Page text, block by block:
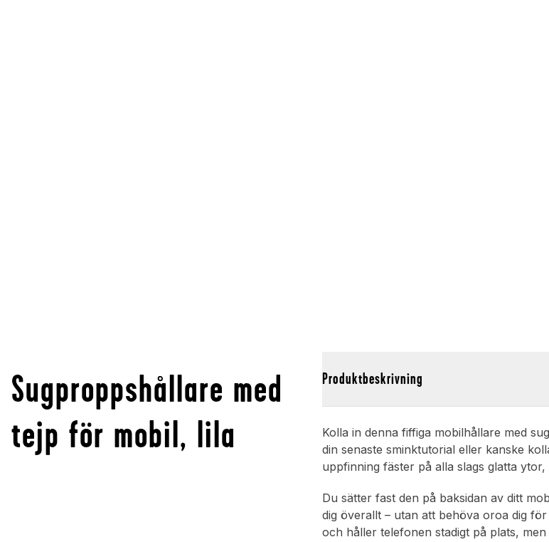
Sugproppshållare med
tejp för mobil, lila
Produktbeskrivning
Kolla in denna fiffiga mobilhållare med
din senaste sminktutorial eller kanske
uppfinning fäster på alla slags glatta
Du sätter fast den på baksidan av ditt
dig överallt – utan att behöva oroa dig
och håller telefonen stadigt på plats,